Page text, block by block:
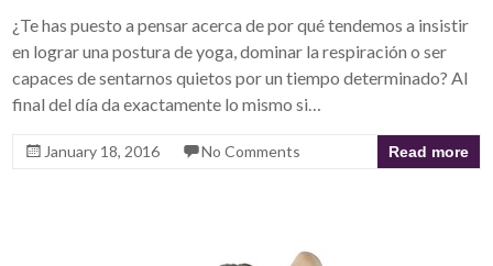
¿Te has puesto a pensar acerca de por qué tendemos a insistir
en lograr una postura de yoga, dominar la respiración o ser
capaces de sentarnos quietos por un tiempo determinado? Al
final del día da exactamente lo mismo si…
January 18, 2016 No Comments Read more